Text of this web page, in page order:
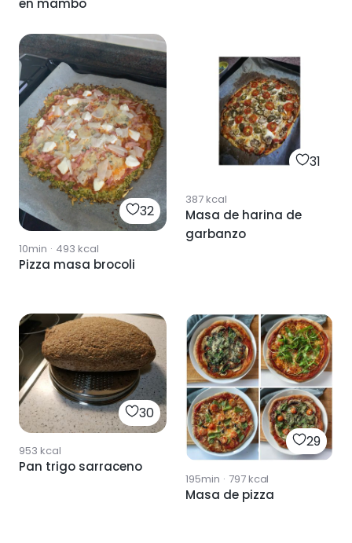
en mambo
32
10min · 493 kcal
Pizza masa brocoli
31
387kcal
Masa de harina de
garbanzo
30
953 kcal
Pan trigo sarraceno
29
195min · 797kcal
Masa de pizza